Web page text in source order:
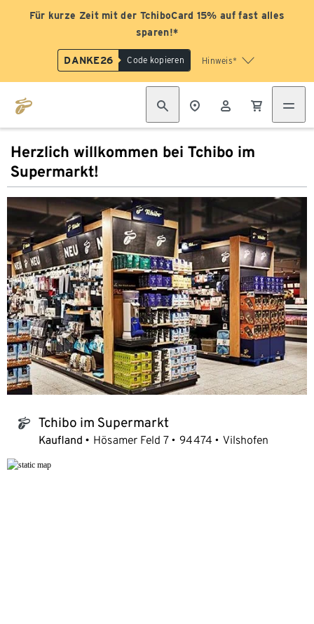
Für kurze Zeit mit der TchiboCard 15% auf fast alles
sparen!*
DANKE26 Code kopieren Hinweis*
Herzlich willkommen bei Tchibo im
Supermarkt!
tchibo_logo Tchibo im Supermarkt
Kaufland Hösamer Feld 7 94474 Vilshofen